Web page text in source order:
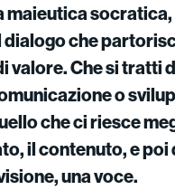
maieutica socratica,
dialogo che
valore. Che si tratti
o
che ci riesce
il contenuto, e poi
una voce.